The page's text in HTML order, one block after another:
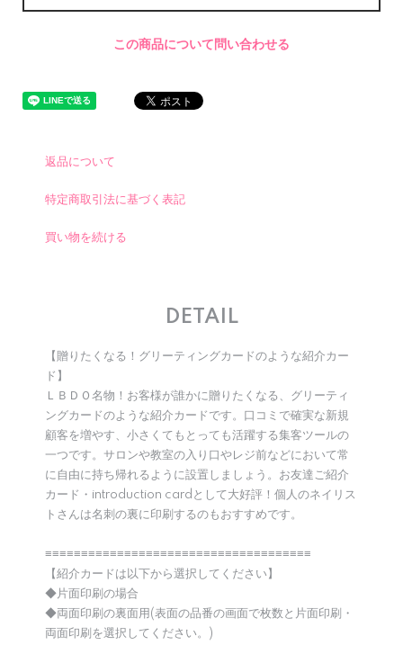
この商品について問い合わせる
返品について
特定商取引法に基づく表記
買い物を続ける
DETAIL
【贈りたくなる！グリーティングカードのような紹介カー
ド】
ＬＢＤＯ名物！お客様が誰かに贈りたくなる、グリーティ
ングカードのような紹介カードです。口コミで確実な新規
顧客を増やす、小さくてもとっても活躍する集客ツールの
一つです。サロンや教室の入り口やレジ前などにおいて常
に自由に持ち帰れるように設置しましょう。お友達ご紹介
カード・introduction cardとして大好評！個人のネイリス
トさんは名刺の裏に印刷するのもおすすめです。
≡≡≡≡≡≡≡≡≡≡≡≡≡≡≡≡≡≡≡≡≡≡≡≡≡≡≡≡≡≡≡≡≡≡≡≡≡
【紹介カードは以下から選択してください】
◆片面印刷の場合
◆両面印刷の裏面用(表面の品番の画面で枚数と片面印刷・
両面印刷を選択してください。)